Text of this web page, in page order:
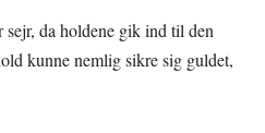
da holdene gik ind til den
kunne nemlig sikre sig guldet,